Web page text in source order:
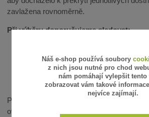
zavlažena rovnoměrně.
Při výběru doporučujeme sledovat:
dostřik a velikost plochy
provozní tlak a průtok
možnost nastavení výseče
Postřikovače se instalují jako poslední
ovlivňují výsledný efekt závlahy. V případě
Náš e-shop používá soubory
z nich jsou nutné pro chod
nám pomáhají vylepšit tento
zobrazovat vám takové
nejvíce zajímají.